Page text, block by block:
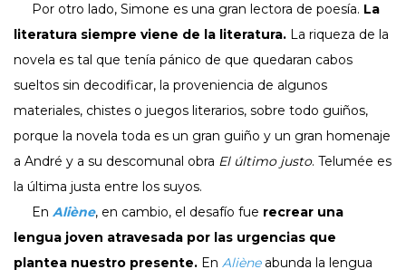
Por otro lado, Simone es una gran lectora de poesía. La
literatura siempre viene de la literatura. La riqueza de la
novela es tal que tenía pánico de que quedaran cabos
sueltos sin decodificar, la proveniencia de algunos
materiales, chistes o juegos literarios, sobre todo guiños,
porque la novela toda es un gran guiño y un gran homenaje
a André y a su descomunal obra El último justo. Telumée es
la última justa entre los suyos.
En Aliène, en cambio, el desafío fue recrear una
lengua joven atravesada por las urgencias que
plantea nuestro presente. En Alièneabunda la lengua